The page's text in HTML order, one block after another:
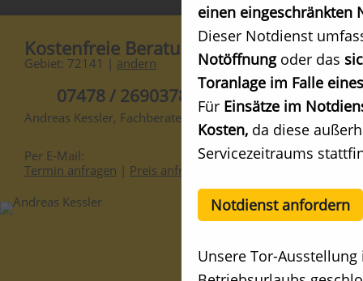
Kostenfreie Beratung
Gebiet: 72141 | ändern
07478 / 2690378
Andreas Kessler, Fachberater
Per E-Mail:
Termin anfragen | Preis anfragen
einen eingeschränkten
Dieser Notdienst
Notöffnung oder das
Toranlage im Falle
Für Einsätze im
Kosten, da diese
Servicezeitraums
Notdienst anfordern
Unsere Tor-